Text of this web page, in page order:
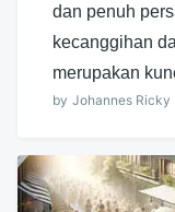
dan penuh
kecanggihan
merupakan
by Johannes Ricky